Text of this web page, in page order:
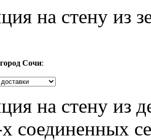
на стену из
Сочи:
на стену из
соединенных